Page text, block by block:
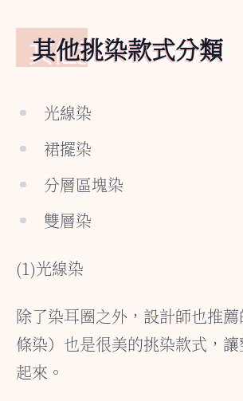
其他挑染款式分類
光線染
裙擺染
分層區塊染
雙層染
(1)光線染
除了染耳圈之外，設計師也推
條染）也是很美的挑染款式，
起來。